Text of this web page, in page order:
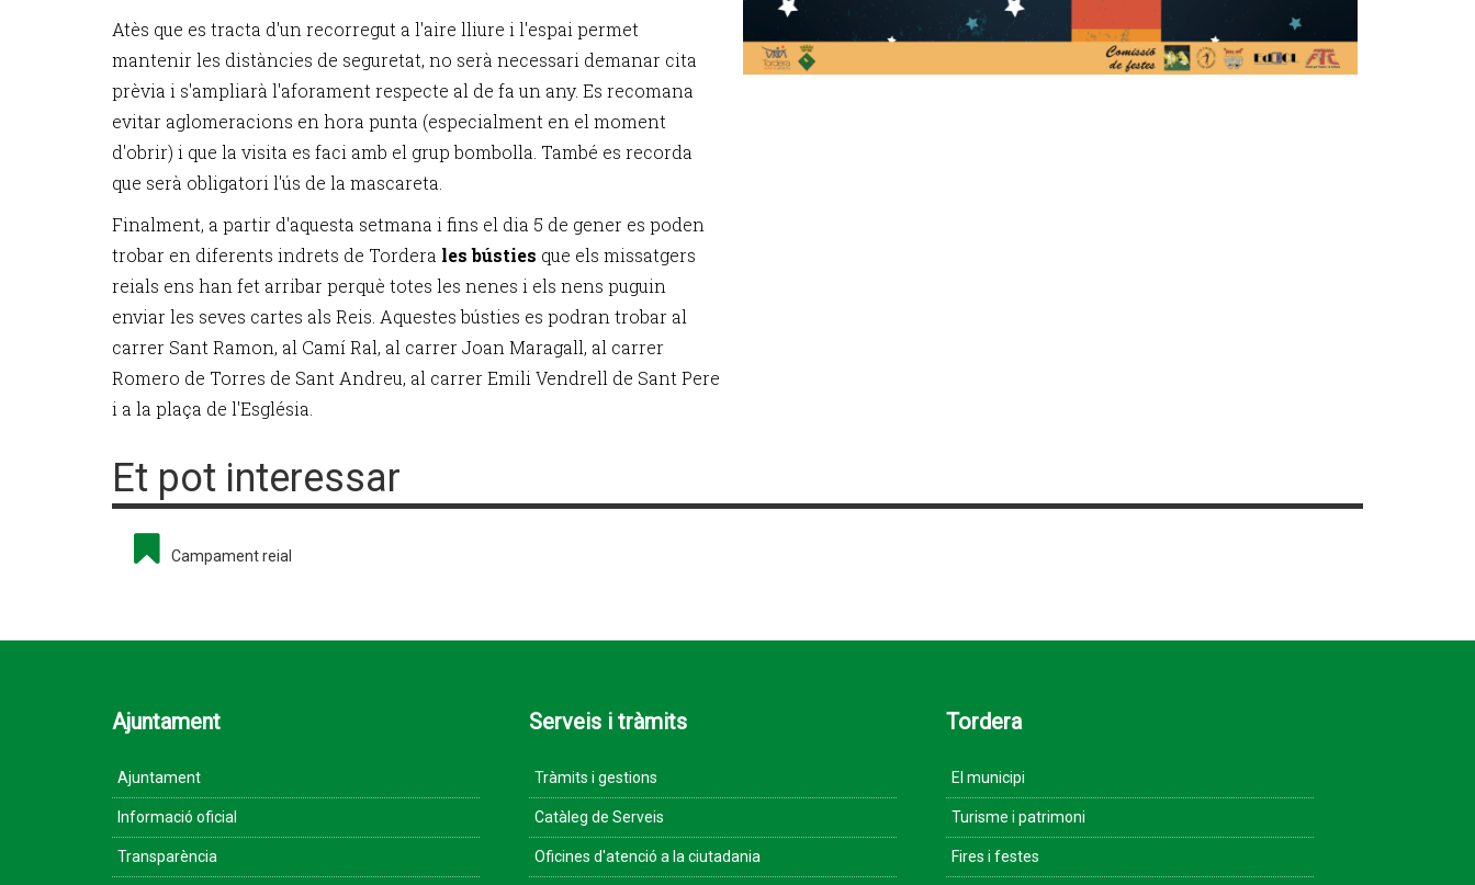
Atès que es tracta d'un recorregut a l'aire lliure i l'espai permet
mantenir les distàncies de seguretat, no serà necessari demanar cita
prèvia i s'ampliarà l'aforament respecte al de fa un any. Es recomana
evitar aglomeracions en hora punta (especialment en el moment
d'obrir) i que la visita es faci amb el grup bombolla. També es recorda
que serà obligatori l'ús de la mascareta.
Finalment, a partir d'aquesta setmana i fins el dia 5 de gener es poden
trobar en diferents indrets de Tordera les bústies que els missatgers
reials ens han fet arribar perquè totes les nenes i els nens puguin
enviar les seves cartes als Reis. Aquestes bústies es podran trobar al
carrer Sant Ramon, al Camí Ral, al carrer Joan Maragall, al carrer
Romero de Torres de Sant Andreu, al carrer Emili Vendrell de Sant Pere
i a la plaça de l'Església.
Et pot interessar
Campament reial
Ajuntament
Ajuntament
Informació oficial
Transparència
Serveis i tràmits
Tràmits i gestions
Catàleg de Serveis
Oficines d'atenció a la ciutadania
Tordera
El municipi
Turisme i patrimoni
Fires i festes